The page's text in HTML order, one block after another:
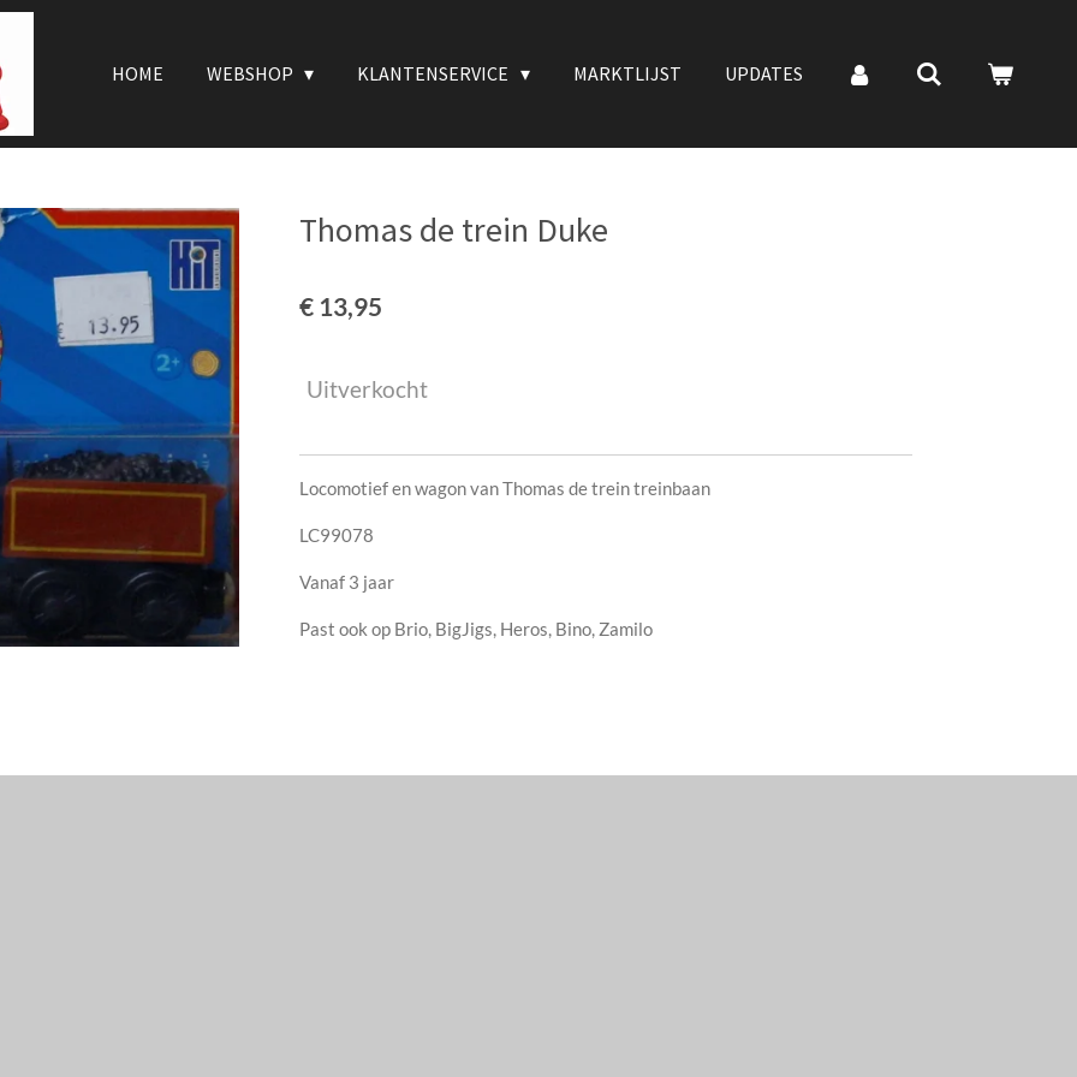
HOME WEBSHOP KLANTENSERVICE MARKTLIJST UPDATES
Thomas de trein Duke
€ 13,95
Uitverkocht
Locomotief en wagon van Thomas de trein treinbaan
LC99078
Vanaf 3 jaar
Past ook op Brio, BigJigs, Heros, Bino, Zamilo